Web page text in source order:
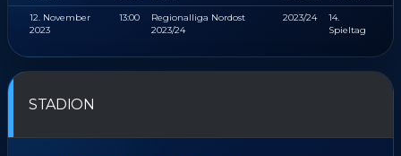
12. November
2023
13:00
Regionalliga Nordost
2023/24
2023/24
14.
Spieltag
STADION